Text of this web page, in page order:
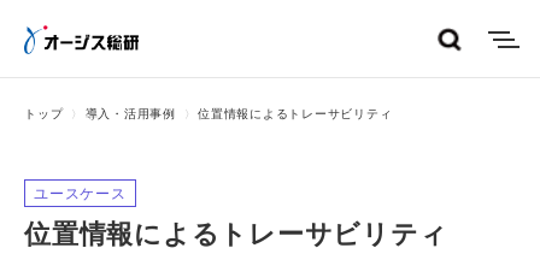
トップ 導入・活用事例 位置情報によるトレーサビリティ
ユースケース
位置情報によるトレーサビリティ